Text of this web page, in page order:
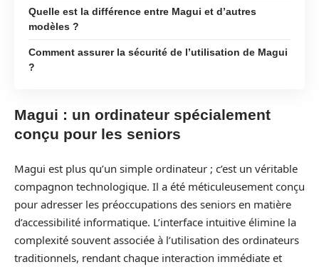
Quelle est la différence entre Magui et d’autres
modèles ?
Comment assurer la sécurité de l’utilisation de Magui
?
Magui : un ordinateur spécialement
conçu pour les seniors
Magui est plus qu’un simple ordinateur ; c’est un véritable
compagnon technologique. Il a été méticuleusement conçu
pour adresser les préoccupations des seniors en matière
d’accessibilité informatique. L’interface intuitive élimine la
complexité souvent associée à l’utilisation des ordinateurs
traditionnels, rendant chaque interaction immédiate et